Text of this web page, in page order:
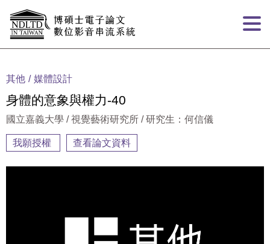
其他 媒體設計
身體的意象與權力-40
國立嘉義大學 / 視覺藝術研究所 / 研究生：何信儀
我願授權 查看論文資料